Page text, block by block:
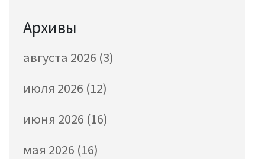
Архивы
августа 2026 (3)
июля 2026 (12)
июня 2026 (16)
мая 2026 (16)